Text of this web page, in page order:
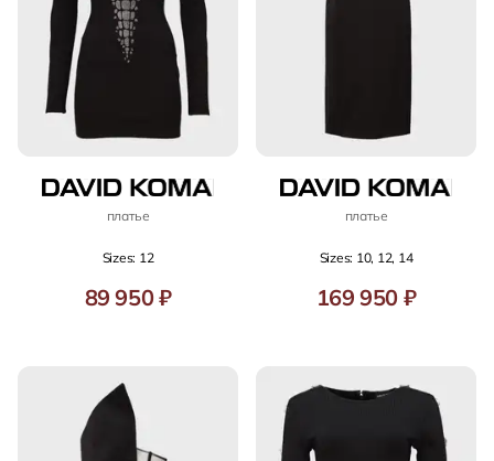
платье
Sizes: 12
89 950 ₽
платье
Sizes: 10, 12, 14
169 950 ₽